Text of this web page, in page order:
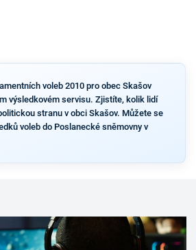
voleb 2010 pro obec Skašov
výsledkovém servisu. Zjistíte, kolik lidí
stranu v obci Skašov. Můžete se
voleb do Poslanecké sněmovny v